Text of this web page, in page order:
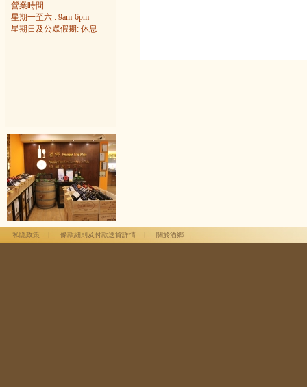
營業時間
星期一至六 : 9am-6pm
星期日及公眾假期: 休息
私隱政策 | 條款細則及付款送貨詳情 | 關於酒鄉